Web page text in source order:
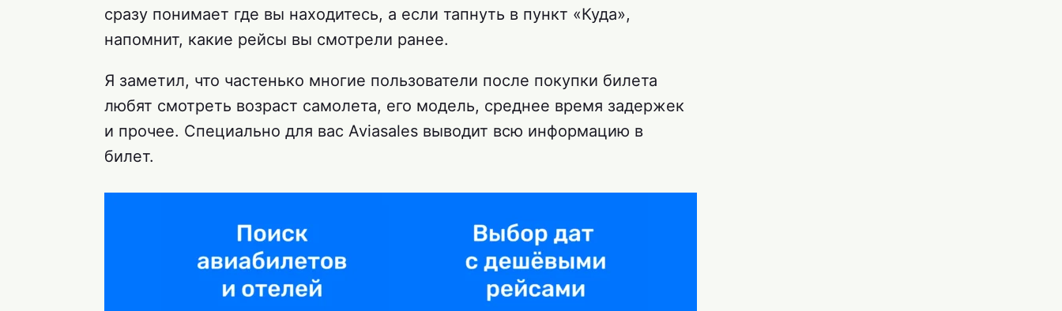
сразу понимает где вы находитесь, а если тапнуть в пункт «Куда»,
напомнит, какие рейсы вы смотрели ранее.
Я заметил, что частенько многие пользователи после покупки билета
любят смотреть возраст самолета, его модель, среднее время задержек
и прочее. Специально для вас Aviasales выводит всю информацию в
билет.